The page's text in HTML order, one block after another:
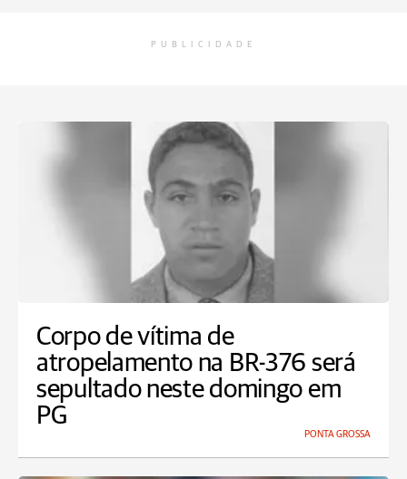
PUBLICIDADE
Corpo de vítima de
atropelamento na BR-376 será
sepultado neste domingo em
PG
PONTA GROSSA